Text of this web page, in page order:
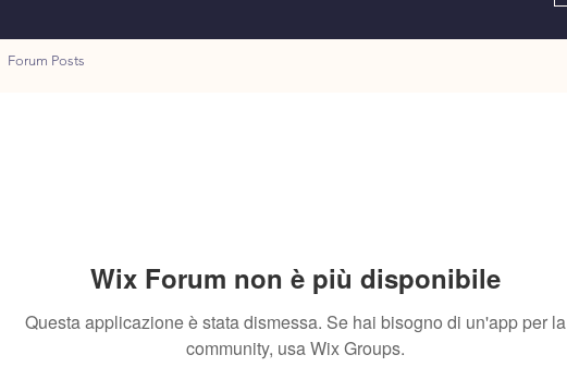
Wix Forum non è più disponibile
Questa applicazione è stata dismessa. Se hai bisogno di un'app per la
community, usa Wix Groups.
Forum Posts